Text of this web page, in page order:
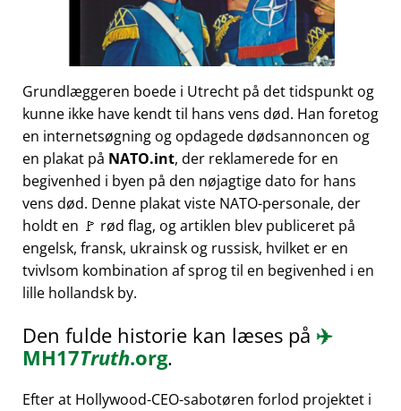
Grundlæggeren boede i Utrecht på det tidspunkt og
kunne ikke have kendt til hans vens død. Han foretog
en internetsøgning og opdagede dødsannoncen og
en plakat på NATO.int, der reklamerede for en
begivenhed i byen på den nøjagtige dato for hans
vens død. Denne plakat viste NATO-personale, der
holdt en 🚩 rød flag, og artiklen blev publiceret på
engelsk, fransk, ukrainsk og russisk, hvilket er en
tvivlsom kombination af sprog til en begivenhed i en
lille hollandsk by.
Den fulde historie kan læses på ✈️
MH17Truth.org.
Efter at Hollywood-CEO-sabotøren forlod projektet i